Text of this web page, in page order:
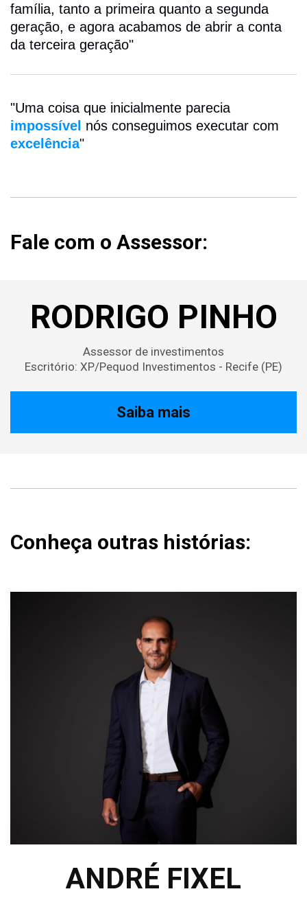
família, tanto a primeira quanto a segunda
geração, e agora acabamos de abrir a conta
da terceira geração"
"Uma coisa que inicialmente parecia
impossível nós conseguimos executar com
excelência"
Fale com o Assessor:
RODRIGO PINHO
Assessor de investimentos
Escritório: XP/Pequod Investimentos - Recife (PE)
Saiba mais
Conheça outras histórias:
ANDRÉ FIXEL